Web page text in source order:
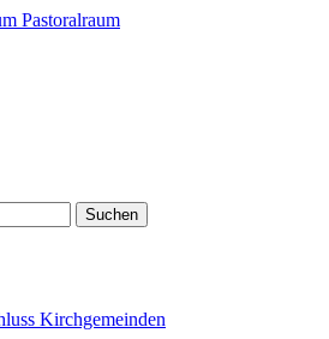
Kirchgemeinden